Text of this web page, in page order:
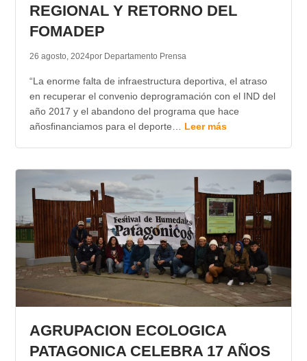
REGIONAL Y RETORNO DEL
FOMADEP
26 agosto, 2024por Departamento Prensa
“La enorme falta de infraestructura deportiva, el atraso
en recuperar el convenio deprogramación con el IND del
año 2017 y el abandono del programa que hace
añosfinanciamos para el deporte… Leer más
AGRUPACION ECOLOGICA
PATAGONICA CELEBRA 17 AÑOS